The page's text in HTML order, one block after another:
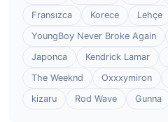
Fransızca
Korece Lehçe
YoungBoy Never Broke Again
Japonca
Kendrick Lamar
The Weeknd
Oxxxymiron
kizaru
Rod Wave Gunna